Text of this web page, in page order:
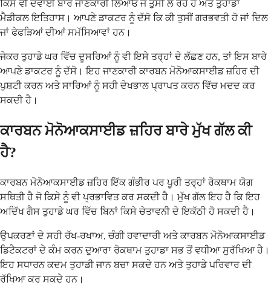
ਕਿਸੇ ਵੀ ਦਵਾਈ ਬਾਰੇ ਜਾਣਕਾਰੀ ਲਿਆਓ ਜੋ ਤੁਸੀਂ ਲੈ ਰਹੇ ਹੋ ਅਤੇ ਤੁਹਾਡਾ
ਮੈਡੀਕਲ ਇਤਿਹਾਸ। ਆਪਣੇ ਡਾਕਟਰ ਨੂੰ ਦੱਸੋ ਕਿ ਕੀ ਤੁਸੀਂ ਗਰਭਵਤੀ ਹੋ ਜਾਂ ਦਿਲ
ਜਾਂ ਫੇਫੜਿਆਂ ਦੀਆਂ ਸਮੱਸਿਆਵਾਂ ਹਨ।
ਜੇਕਰ ਤੁਹਾਡੇ ਘਰ ਵਿੱਚ ਦੂਸਰਿਆਂ ਨੂੰ ਵੀ ਇਸੇ ਤਰ੍ਹਾਂ ਦੇ ਲੱਛਣ ਹਨ, ਤਾਂ ਇਸ ਬਾਰੇ
ਆਪਣੇ ਡਾਕਟਰ ਨੂੰ ਦੱਸੋ। ਇਹ ਜਾਣਕਾਰੀ ਕਾਰਬਨ ਮੋਨੋਆਕਸਾਈਡ ਜ਼ਹਿਰ ਦੀ
ਪੁਸ਼ਟੀ ਕਰਨ ਅਤੇ ਸਾਰਿਆਂ ਨੂੰ ਸਹੀ ਦੇਖਭਾਲ ਪ੍ਰਾਪਤ ਕਰਨ ਵਿੱਚ ਮਦਦ ਕਰ
ਸਕਦੀ ਹੈ।
ਕਾਰਬਨ ਮੋਨੋਆਕਸਾਈਡ ਜ਼ਹਿਰ ਬਾਰੇ ਮੁੱਖ ਗੱਲ ਕੀ
ਹੈ?
ਕਾਰਬਨ ਮੋਨੋਆਕਸਾਈਡ ਜ਼ਹਿਰ ਇੱਕ ਗੰਭੀਰ ਪਰ ਪੂਰੀ ਤਰ੍ਹਾਂ ਰੋਕਥਾਮ ਯੋਗ
ਸਥਿਤੀ ਹੈ ਜੋ ਕਿਸੇ ਨੂੰ ਵੀ ਪ੍ਰਭਾਵਿਤ ਕਰ ਸਕਦੀ ਹੈ। ਮੁੱਖ ਗੱਲ ਇਹ ਹੈ ਕਿ ਇਹ
ਅਦਿੱਖ ਗੈਸ ਤੁਹਾਡੇ ਘਰ ਵਿੱਚ ਬਿਨਾਂ ਕਿਸੇ ਚੇਤਾਵਨੀ ਦੇ ਇਕੱਠੀ ਹੋ ਸਕਦੀ ਹੈ।
ਉਪਕਰਣਾਂ ਦੇ ਸਹੀ ਰੱਖ-ਰਖਾਅ, ਚੰਗੀ ਹਵਾਦਾਰੀ ਅਤੇ ਕਾਰਬਨ ਮੋਨੋਆਕਸਾਈਡ
ਡਿਟੈਕਟਰਾਂ ਦੇ ਕੰਮ ਕਰਨ ਦੁਆਰਾ ਰੋਕਥਾਮ ਤੁਹਾਡਾ ਸਭ ਤੋਂ ਵਧੀਆ ਸੁਰੱਖਿਆ ਹੈ।
ਇਹ ਸਧਾਰਨ ਕਦਮ ਤੁਹਾਡੀ ਜਾਨ ਬਚਾ ਸਕਦੇ ਹਨ ਅਤੇ ਤੁਹਾਡੇ ਪਰਿਵਾਰ ਦੀ
ਰੱਖਿਆ ਕਰ ਸਕਦੇ ਹਨ।